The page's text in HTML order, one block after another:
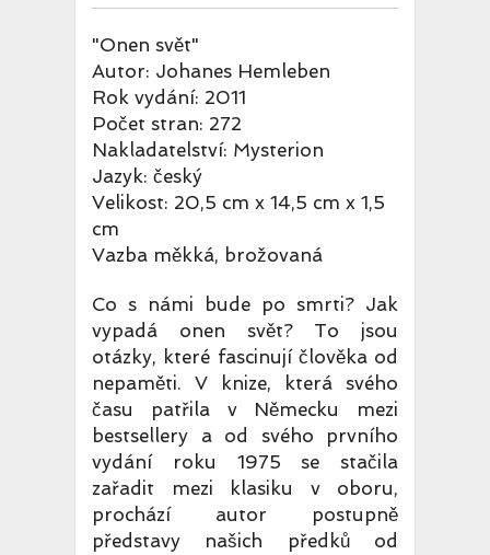
"Onen svět"
Autor: Johanes Hemleben
Rok vydání: 2011
Počet stran: 272
Nakladatelství: Mysterion
Jazyk: český
Velikost: 20,5 cm x 14,5 cm x 1,5
cm
Vazba měkká, brožovaná
Co s námi bude po smrti? Jak
vypadá onen svět? To jsou
otázky, které fascinují člověka od
nepaměti. V knize, která svého
času patřila v Německu mezi
bestsellery a od svého prvního
vydání roku 1975 se stačila
zařadit mezi klasiku v oboru,
prochází autor postupně
představy našich předků od